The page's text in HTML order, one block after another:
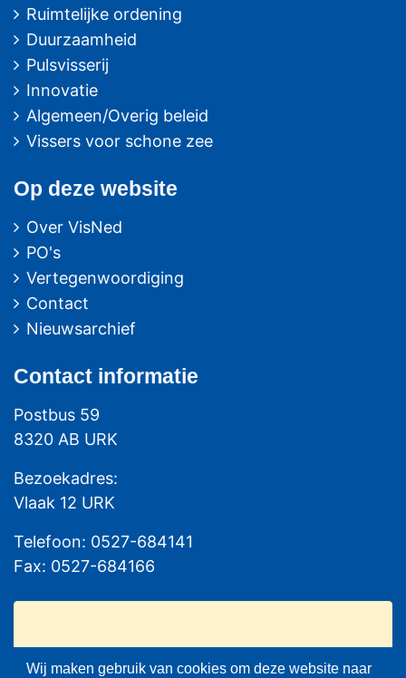
Wij maken gebruik van cookies om deze website naar
Ruimtelijke ordening
Duurzaamheid
Pulsvisserij
Innovatie
Algemeen/Overig beleid
Vissers voor schone zee
Op deze website
Over VisNed
PO's
Vertegenwoordiging
Contact
Nieuwsarchief
Contact informatie
Postbus 59
8320 AB URK
Bezoekadres:
Vlaak 12 URK
Telefoon: 0527-684141
Fax: 0527-684166